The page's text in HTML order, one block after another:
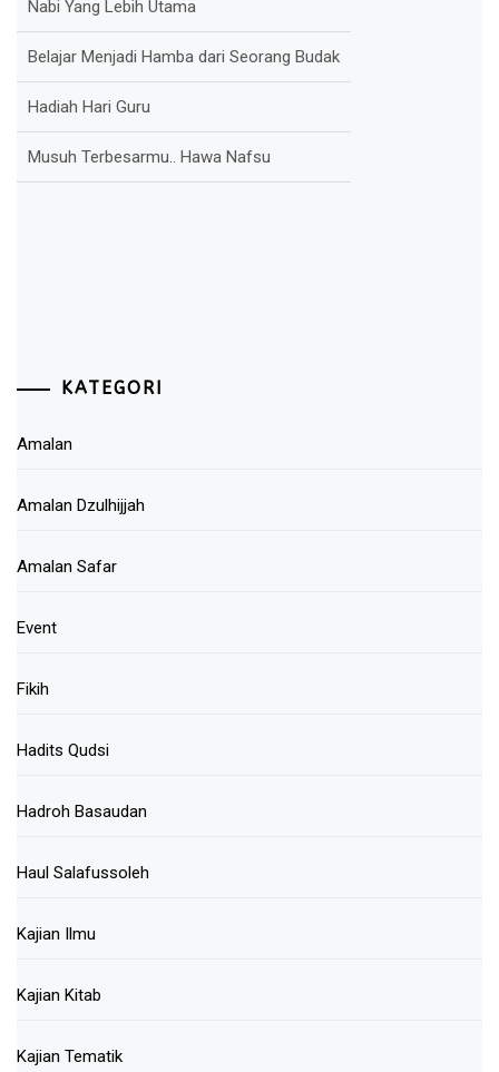
Belajar Menjadi Hamba dari Seorang Budak
Hadiah Hari Guru
Musuh Terbesarmu.. Hawa Nafsu
KATEGORI
Amalan
Amalan Dzulhijjah
Amalan Safar
Event
Fikih
Hadits Qudsi
Hadroh Basaudan
Haul Salafussoleh
Kajian Ilmu
Kajian Kitab
Kajian Tematik